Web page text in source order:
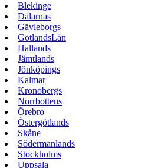
Blekinge
Dalarnas
Gävleborgs
GotlandsLän
Hallands
Jämtlands
Jönköpings
Kalmar
Kronobergs
Norrbottens
Örebro
Östergötlands
Skåne
Södermanlands
Stockholms
Uppsala